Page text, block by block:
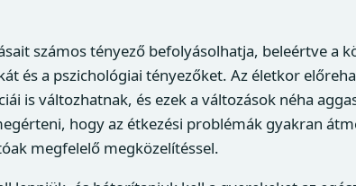
számos tényező befolyásolhatja, beleértve a
és a pszichológiai tényezőket. Az életkor
is változhatnak, és ezek a változások néha
hogy az étkezési problémák gyakran
megfelelő megközelítéssel.